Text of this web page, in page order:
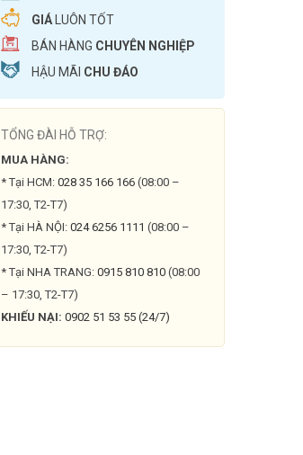
GIÁ LUÔN TỐT
BÁN HÀNG CHUYÊN NGHIỆP
HẬU MÃI CHU ĐÁO
TỔNG ĐÀI HỖ TRỢ:
MUA HÀNG:
* Tại HCM: 028 35 166 166 (08:00 –
17:30, T2-T7)
* Tại HÀ NỘI: 024 6256 1111 (08:00 –
17:30, T2-T7)
* Tại NHA TRANG: 0915 810 810 (08:00
– 17:30, T2-T7)
KHIẾU NẠI: 0902 51 53 55 (24/7)